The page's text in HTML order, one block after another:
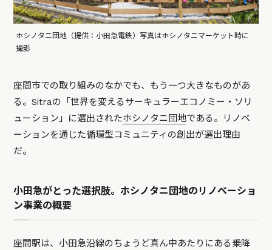
ホシノタニ団地（提供：小田急電鉄）写真はホシノタニマーケット時に
撮影
座間市での取り組みのなかでも、もう一つ大きなものがあ
る。Sitraの「世界を変えるサーキュラーエコノミー・ソリ
ューション」に選出されたホシノタニ団地である。リノベ
ーションを通じた循環型コミュニティの創出が選出理由
だ。
小田急がとった選択肢。ホシノタニ団地のリノベーショ
ン事業の概要
座間駅は、小田急沿線のちょうど真ん中あたりにある乗降